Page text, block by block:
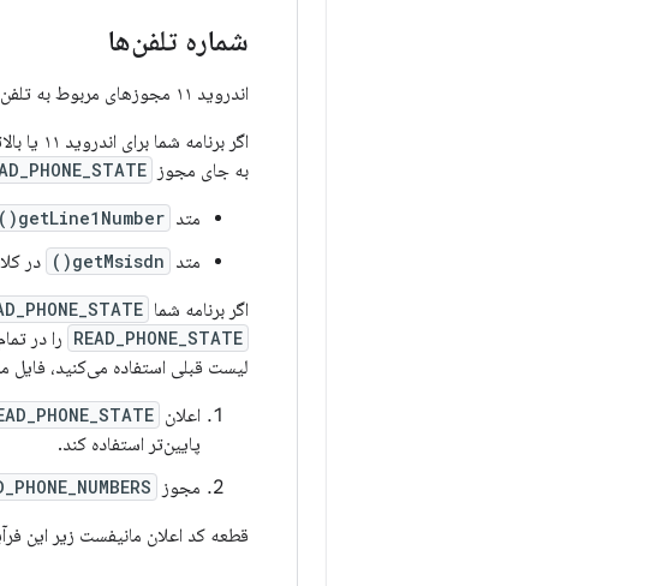
شماره تلفن‌ها
اندروید ۱۱ مجوزهای مربوط به تلفن را که برنامه شما هنگام خواندن شماره تلفن‌ها استفاده می‌کند، تغییر می‌دهد.
به جای مجوز
متد getLine1Number()
متد getMsisdn() در
اگر برنامه شما
READ_PHONE_STATE را در
لیست قبلی استفاده می‌کنید، فایل
اعلان
پایین‌تر استفاده کند.
مجوز
قطعه کد اعلان مانیفست زیر این